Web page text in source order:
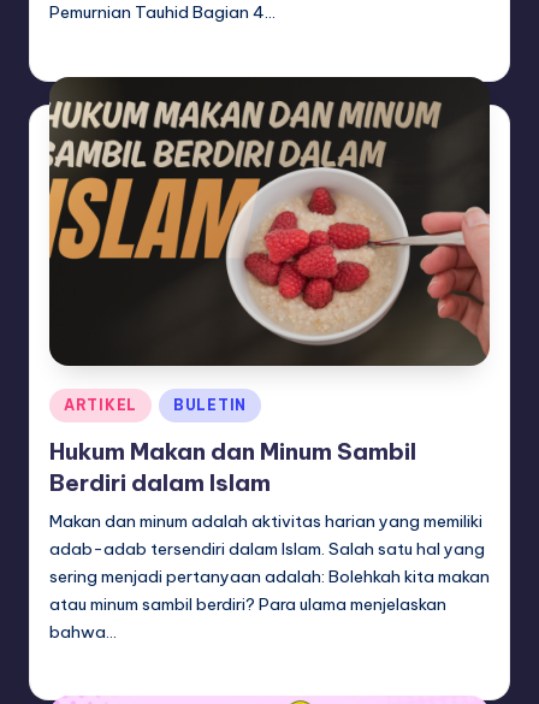
Pemurnian Tauhid Bagian 4…
Posted
in
ARTIKEL BULETIN
Hukum Makan dan Minum Sambil
Berdiri dalam Islam
Makan dan minum adalah aktivitas harian yang memiliki
adab-adab tersendiri dalam Islam. Salah satu hal yang
sering menjadi pertanyaan adalah: Bolehkah kita makan
atau minum sambil berdiri? Para ulama menjelaskan
bahwa…